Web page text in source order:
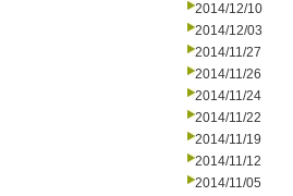
2014/12/10
2014/12/03
2014/11/27
2014/11/26
2014/11/24
2014/11/22
2014/11/19
2014/11/12
2014/11/05